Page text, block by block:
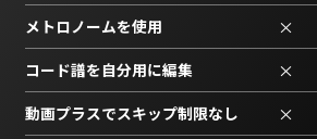
メトロノームを使用 ×
コード譜を自分用に編集 ×
動画プラスでスキップ制限なし ×